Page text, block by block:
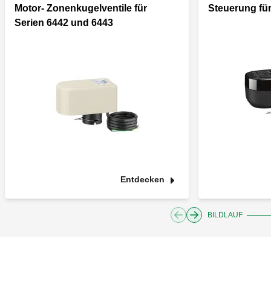
Motor- Zonenkugelventile für
Serien 6442 und 6443
Entdecken
Steuerung
BILDLAUF